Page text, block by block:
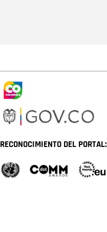
RECONOCIMIENTO DEL PORTAL: